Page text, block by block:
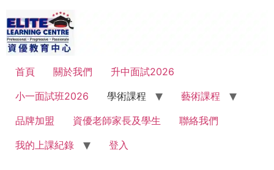
首頁 關於我們
升中面試2026
小一面試班2026
學術課程
藝術課程
品牌加盟
資優老師家長及學生
聯絡我們
我的上課紀錄
登入